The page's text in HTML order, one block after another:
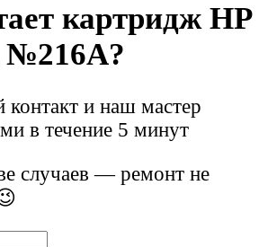
картридж HP
№216A?
контакт и наш мастер
в течение 5 минут
случаев — ремонт не